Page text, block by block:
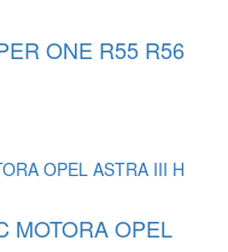
ONE R55 R56
MOTORA OPEL